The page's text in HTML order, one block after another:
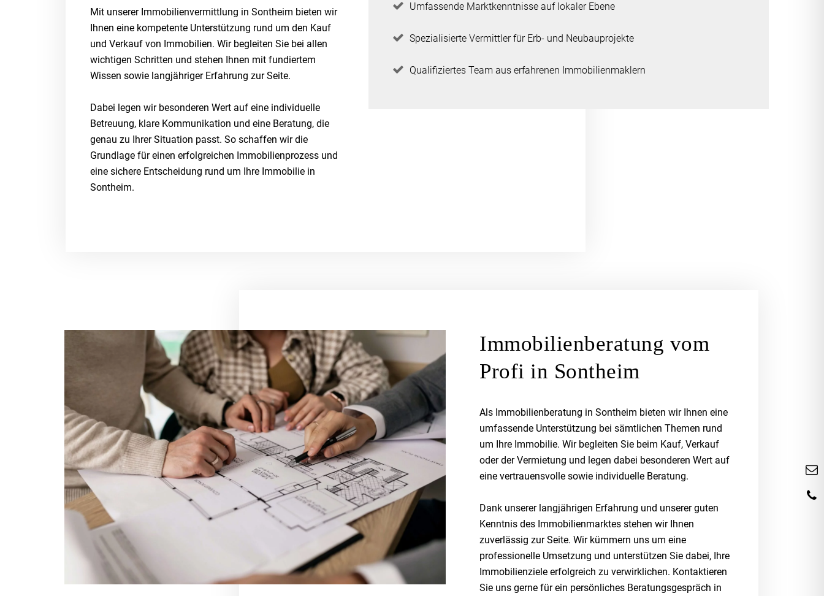
Mit unserer Immobilienvermittlung in Sontheim bieten wir
Ihnen eine kompetente Unterstützung rund um den Kauf
und Verkauf von Immobilien. Wir begleiten Sie bei allen
wichtigen Schritten und stehen Ihnen mit fundiertem
Wissen sowie langjähriger Erfahrung zur Seite.
Dabei legen wir besonderen Wert auf eine individuelle
Betreuung, klare Kommunikation und eine Beratung, die
genau zu Ihrer Situation passt. So schaffen wir die
Grundlage für einen erfolgreichen Immobilienprozess und
eine sichere Entscheidung rund um Ihre Immobilie in
Sontheim.
Umfassende Marktkenntnisse auf lokaler Ebene
Spezialisierte Vermittler für Erb- und Neubauprojekte
Qualifiziertes Team aus erfahrenen Immobilienmaklern
Immobilienberatung vom
Profi in Sontheim
Als Immobilienberatung in Sontheim bieten wir Ihnen eine
umfassende Unterstützung bei sämtlichen Themen rund
um Ihre Immobilie. Wir begleiten Sie beim Kauf, Verkauf
oder der Vermietung und legen dabei besonderen Wert auf
eine vertrauensvolle sowie individuelle Beratung.
Dank unserer langjährigen Erfahrung und unserer guten
Kenntnis des Immobilienmarktes stehen wir Ihnen
zuverlässig zur Seite. Wir kümmern uns um eine
professionelle Umsetzung und unterstützen Sie dabei, Ihre
Immobilienziele erfolgreich zu verwirklichen. Kontaktieren
Sie uns gerne für ein persönliches Beratungsgespräch in